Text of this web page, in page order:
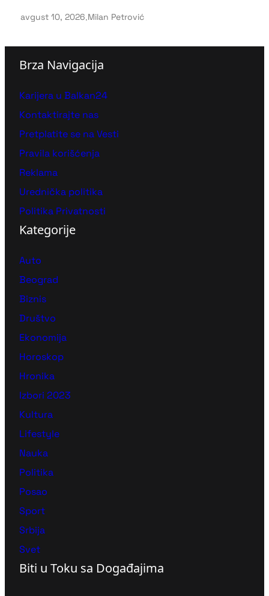
avgust 10, 2026.Milan Petrović
Brza Navigacija
Karijera u Balkan24
Kontaktirajte nas
Pretplatite se na Vesti
Pravila korišćenja
Reklama
Urednička politika
Politika Privatnosti
Kategorije
Auto
Beograd
Biznis
Društvo
Ekonomija
Horoskop
Hronika
Izbori 2023
Kultura
Lifestyle
Nauka
Politika
Posao
Sport
Srbija
Svet
Biti u Toku sa Događajima